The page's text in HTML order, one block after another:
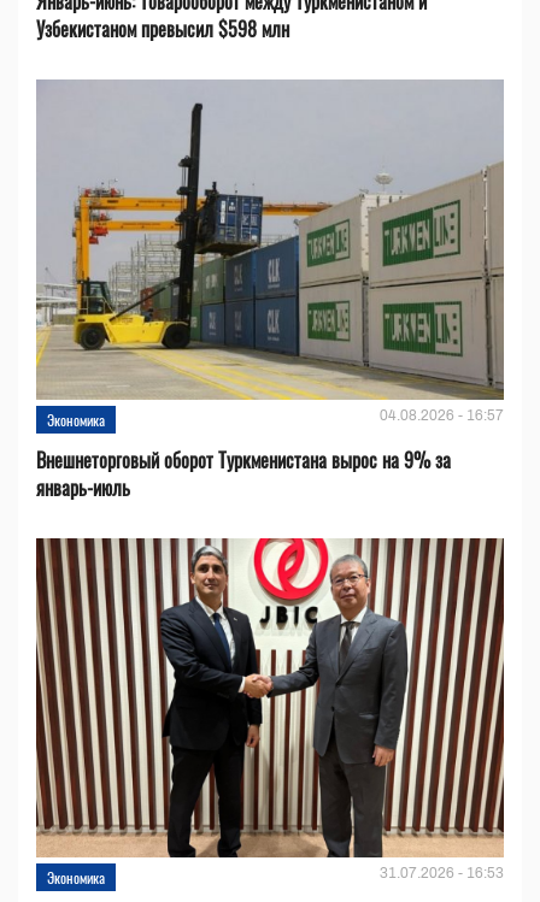
Узбекистаном превысил $598 млн
Экономика 04.08.2026 - 16:57
Внешнеторговый оборот Туркменистана вырос на 9% за
январь-июль
Экономика 31.07.2026 - 16:53